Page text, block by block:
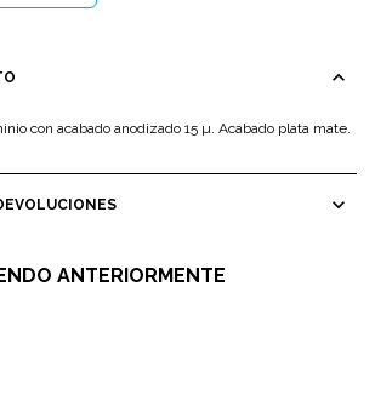
expand_less
con acabado anodizado 15 µ. Acabado plata mate.
expand_more
ANTERIORMENTE